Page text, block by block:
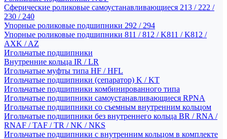
Сферические роликовые самоустанавливающиеся 213 / 222 /
230 / 240
Упорные роликовые подшипники 292 / 294
Упорные роликовые подшипники 811 / 812 / K811 / K812 /
AXK / AZ
Игольчатые подшипники
Внутренние кольца IR / LR
Игольчатые муфты типа HF / HFL
Игольчатые подшипники (сепаратор) K / KT
Игольчатые подшипники комбинированного типа
Игольчатые подшипники самоустанавливающиеся RPNA
Игольчатые подшипники со съемным внутренним кольцом
Игольчатые подшипники без внутреннего кольца BR / RNA /
RNAF / TAF / TR / NK / NKS
Игольчатые подшипники с внутренним кольцом в комплекте